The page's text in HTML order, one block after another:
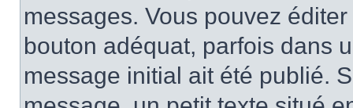
messages. Vous pouvez
bouton adéquat, parfois dans
message initial ait été publié.